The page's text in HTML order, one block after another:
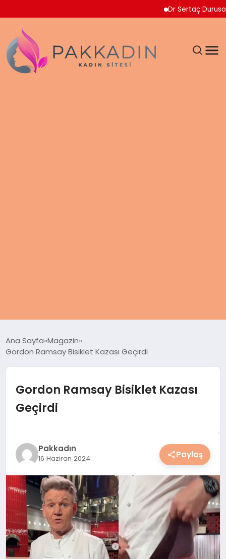
Dr Sertaç Durusoy
SAĞLIK
MAGAZIN
YAŞAM
YEMEK
KIMDIR?
HESAPLAMALAR
Ana Sayfa Magazin
Gordon Ramsay Bisiklet Kazası Geçirdi
Gordon Ramsay Bisiklet Kazası
Geçirdi
Pakkadın
16 Haziran 2024 Paylaş